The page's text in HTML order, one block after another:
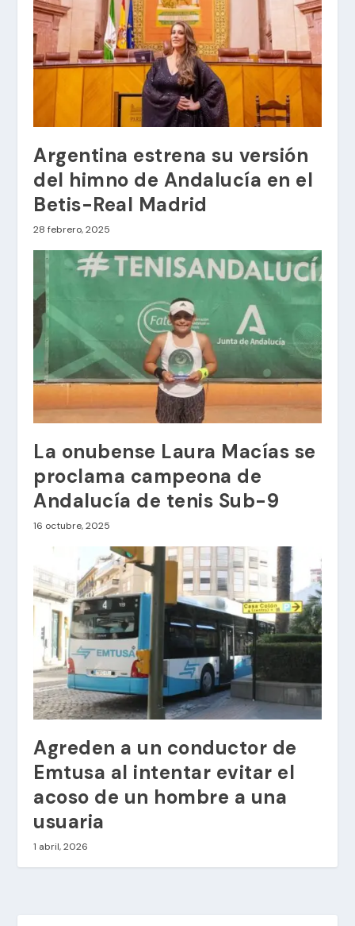
Argentina estrena su versión
del himno de Andalucía en el
Betis-Real Madrid
28 febrero, 2025
La onubense Laura Macías se
proclama campeona de
Andalucía de tenis Sub-9
16 octubre, 2025
Agreden a un conductor de
Emtusa al intentar evitar el
acoso de un hombre a una
usuaria
1 abril, 2026